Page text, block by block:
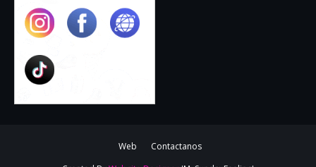
Web
Contactanos